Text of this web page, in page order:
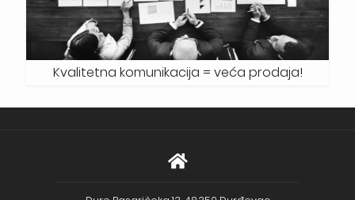
Kvalitetna komunikacija = veća prodaja!